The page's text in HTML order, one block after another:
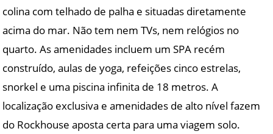
colina com telhado de palha e situadas diretamente
acima do mar. Não tem nem TVs, nem relógios no
quarto. As amenidades incluem um SPA recém
construído, aulas de yoga, refeições cinco estrelas,
snorkel e uma piscina infinita de 18 metros. A
localização exclusiva e amenidades de alto nível fazem
do Rockhouse aposta certa para uma viagem solo.